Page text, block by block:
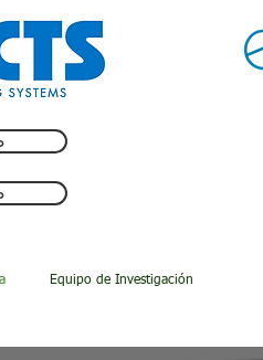
Equipo de Investigación